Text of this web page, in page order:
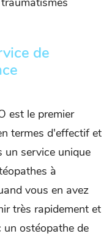
de
est le premier
termes d'effectif et
un service unique
à
vous en avez
très rapidement et
ostéopathe de